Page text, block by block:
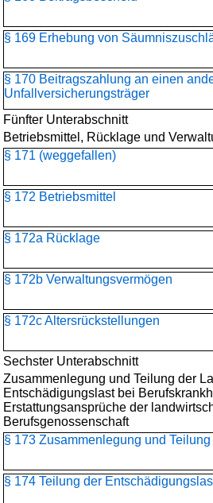
§ 169 Erhebung von
§ 170 Beitragszahlung an einen
Unfallversicherungsträger
Fünfter Unterabschnitt
Betriebsmittel, Rücklage und
§ 171 (weggefallen)
§ 172 Betriebsmittel
§ 172a Rücklage
§ 172b Verwaltungsvermögen
§ 172c Altersrückstellungen
Sechster Unterabschnitt
Zusammenlegung und Teilung der
Entschädigungslast bei
Erstattungsansprüche der
Berufsgenossenschaft
§ 173 Zusammenlegung und
§ 174 Teilung der